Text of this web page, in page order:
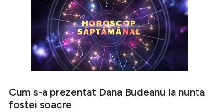
Cum s-a prezentat Dana Budeanu la nunta
fostei soacre